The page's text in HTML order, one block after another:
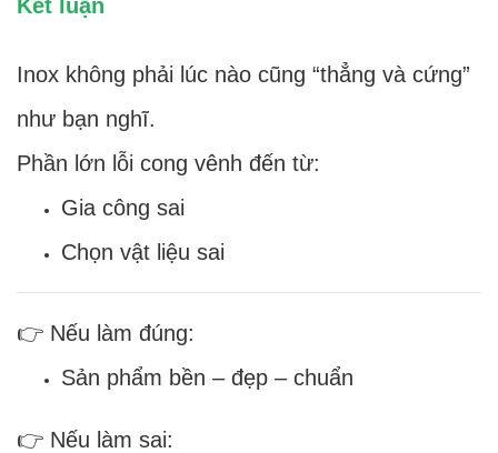
Kết luận
Inox không phải lúc nào cũng “thẳng và cứng”
như bạn nghĩ.
Phần lớn lỗi cong vênh đến từ:
Gia công sai
Chọn vật liệu sai
👉 Nếu làm đúng:
Sản phẩm bền – đẹp – chuẩn
👉 Nếu làm sai: